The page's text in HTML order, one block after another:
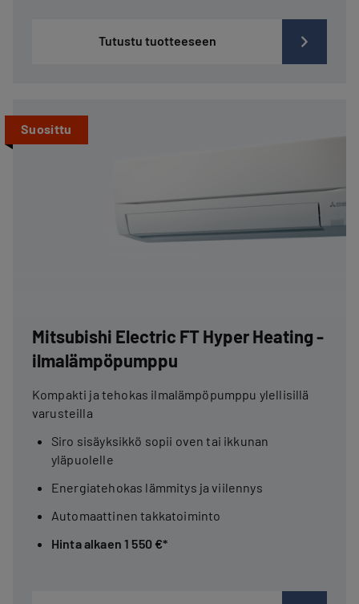
Tutustu tuotteeseen
Suosittu
Mitsubishi Electric FT Hyper Heating -
ilmalämpöpumppu
Kompakti ja tehokas ilmalämpöpumppu ylellisillä
varusteilla
Siro sisäyksikkö sopii oven tai ikkunan
yläpuolelle
Energiatehokas lämmitys ja viilennys
Automaattinen takkatoiminto
Hinta alkaen 1 550 €*